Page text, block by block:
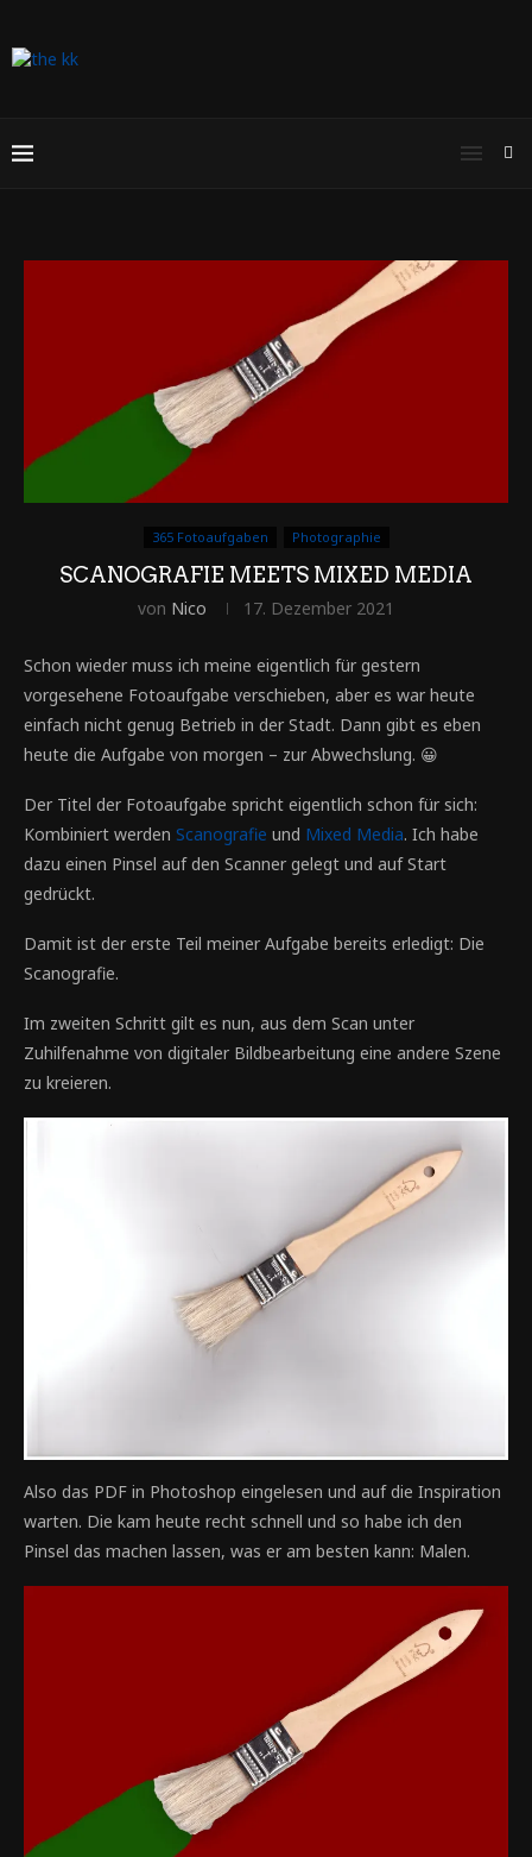
365 Fotoaufgaben Photographie
SCANOGRAFIE MEETS MIXED MEDIA
von Nico 17. Dezember 2021
Schon wieder muss ich meine eigentlich für gestern
vorgesehene Fotoaufgabe verschieben, aber es war heute
einfach nicht genug Betrieb in der Stadt. Dann gibt es eben
heute die Aufgabe von morgen – zur Abwechslung. 😀
Der Titel der Fotoaufgabe spricht eigentlich schon für sich:
Kombiniert werden Scanografie und Mixed Media. Ich habe
dazu einen Pinsel auf den Scanner gelegt und auf Start
gedrückt.
Damit ist der erste Teil meiner Aufgabe bereits erledigt: Die
Scanografie.
Im zweiten Schritt gilt es nun, aus dem Scan unter
Zuhilfenahme von digitaler Bildbearbeitung eine andere Szene
zu kreieren.
Also das PDF in Photoshop eingelesen und auf die Inspiration
warten. Die kam heute recht schnell und so habe ich den
Pinsel das machen lassen, was er am besten kann: Malen.